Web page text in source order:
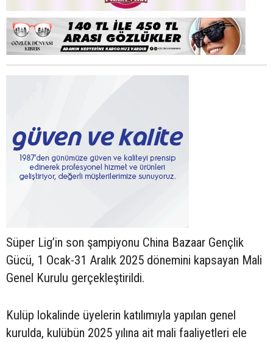
Süper Lig’in son şampiyonu China Bazaar Gençlik
Gücü, 1 Ocak-31 Aralık 2025 dönemini kapsayan Mali
Genel Kurulu gerçekleştirildi.
Kulüp lokalinde üyelerin katılımıyla yapılan genel
kurulda, kulübün 2025 yılına ait mali faaliyetleri ele